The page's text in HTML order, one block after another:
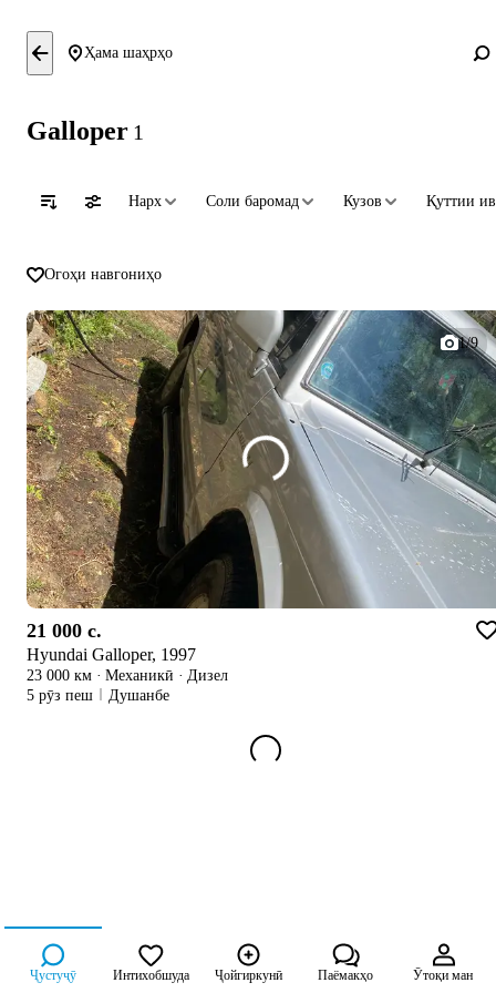
Ҳама шаҳрҳо
Galloper 1
Нарх Соли баромад Кузов Қуттии
Огоҳи навгониҳо
1/9
21 000 c.
Hyundai Galloper, 1997
23 000 км · Механикӣ · Дизел
5 рӯз пеш
Душанбе
Ҷустуҷӯ Интихобшуда Ҷойгиркунӣ Паёмакҳо Ӯтоқи ман